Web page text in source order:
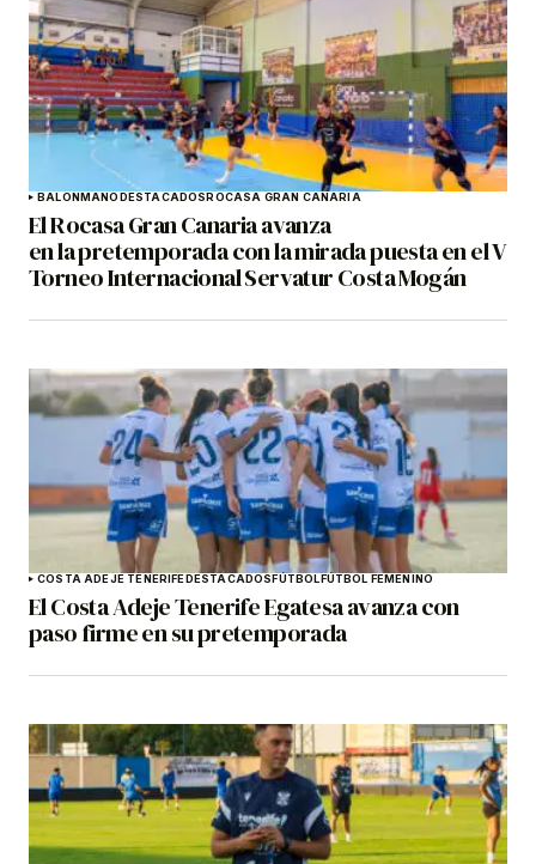
BALONMANODESTACADOSROCASA GRAN CANARIA
El Rocasa Gran Canaria avanza
en la pretemporada con la mirada puesta en el V
Torneo Internacional Servatur Costa Mogán
COSTA ADEJE TENERIFEDESTACADOSFÚTBOLFÚTBOL FEMENINO
El Costa Adeje Tenerife Egatesa avanza con
paso firme en su pretemporada